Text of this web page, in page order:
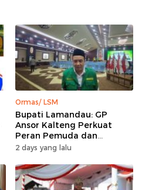
Ormas/ LSM
Bupati Lamandau: GP
Ansor Kalteng Perkuat
Peran Pemuda dan
Penanganan Karhutla
2 days yang lalu